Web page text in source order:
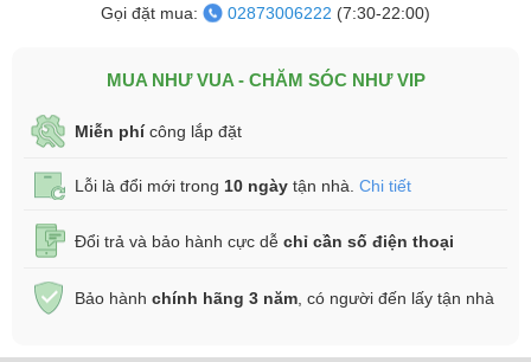
Gọi đặt mua: 02873006222 (7:30-22:00)
MUA NHƯ VUA - CHĂM SÓC NHƯ VIP
Miễn phícông lắp đặt
Lỗi là đổi mới trong 10 ngày tận nhà. Chi tiết
Đổi trả và bảo hành cực dễ chỉ cần số điện thoại
Bảo hành chính hãng 3 năm , có người đến lấy tận nhà